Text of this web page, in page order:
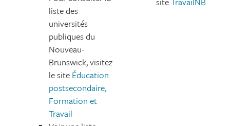
liste des
universités
publiques du
Nouveau-
Brunswick, visitez
le site Éducation
postsecondaire,
Formation et
Travail